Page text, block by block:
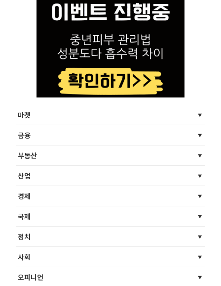
마켓
금융
부동산
산업
경제
국제
정치
사회
오피니언